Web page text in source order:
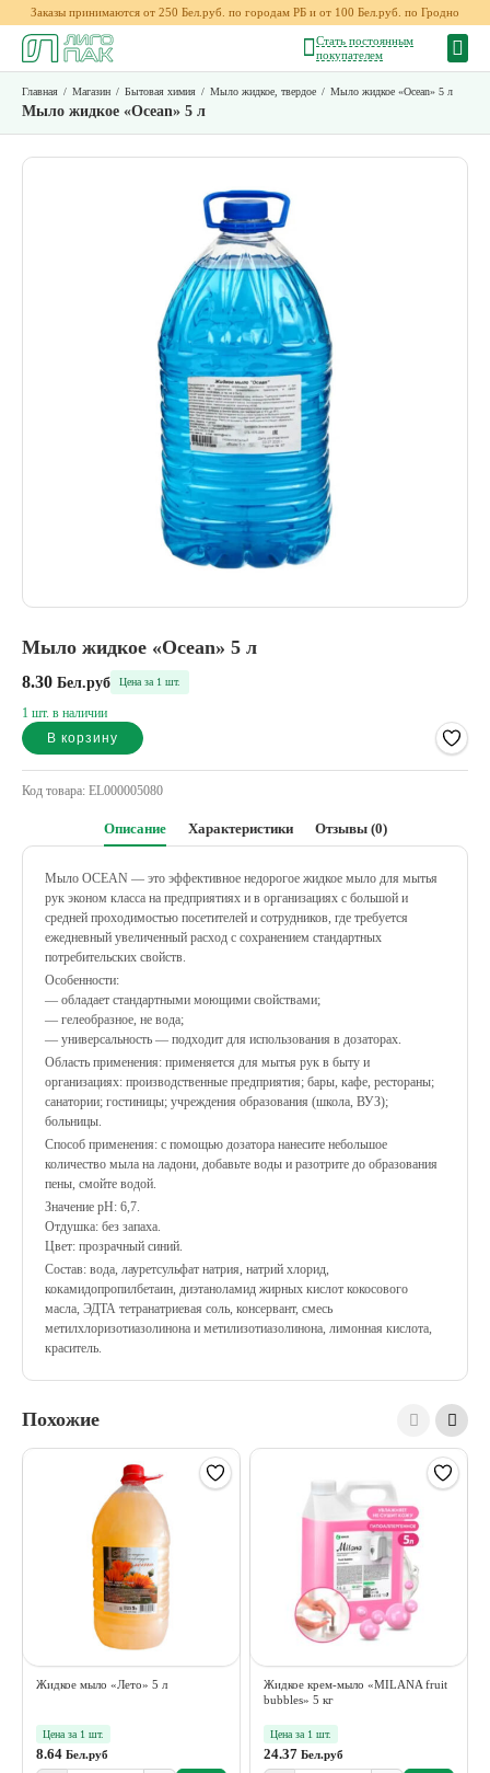
Заказы принимаются от 250 Бел.руб. по городам РБ и от 100 Бел.руб. по Гродно
Стать постоянным
покупателем
Главная / Магазин / Бытовая химия / Мыло жидкое, твердое / Мыло жидкое «Ocean» 5 л
Мыло жидкое «Ocean» 5 л
Мыло жидкое «Ocean» 5 л
8.30 Бел.руб Цена за 1 шт.
1 шт. в наличии
В корзину
Alternative:
Код товара: EL000005080
Описание Характеристики Отзывы (0)
Мыло OCEAN — это эффективное недорогое жидкое мыло для мытья
рук эконом класса на предприятиях и в организациях с большой и
средней проходимостью посетителей и сотрудников, где требуется
ежедневный увеличенный расход с сохранением стандартных
потребительских свойств.
Особенности:
— обладает стандартными моющими свойствами;
— гелеобразное, не вода;
— универсальность — подходит для использования в дозаторах.
Область применения: применяется для мытья рук в быту и
организациях: производственные предприятия; бары, кафе, рестораны;
санатории; гостиницы; учреждения образования (школа, ВУЗ);
больницы.
Способ применения: с помощью дозатора нанесите небольшое
количество мыла на ладони, добавьте воды и разотрите до образования
пены, смойте водой.
Значение рН: 6,7.
Отдушка: без запаха.
Цвет: прозрачный синий.
Состав: вода, лауретсульфат натрия, натрий хлорид,
кокамидопропилбетаин, диэтаноламид жирных кислот кокосового
масла, ЭДТА тетранатриевая соль, консервант, смесь
метилхлоризотиазолинона и метилизотиазолинона, лимонная кислота,
краситель.
Похожие
Жидкое мыло «Лето» 5 л
Цена за 1 шт.
8.64 Бел.руб
Жидкое крем-мыло «MILANA fruit
bubbles» 5 кг
Цена за 1 шт.
24.37 Бел.руб